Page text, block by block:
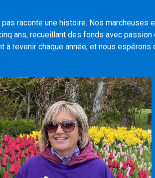
pas raconte une histoire. Nos marcheuses
ans, recueillant des fonds avec
à revenir chaque année, et nous